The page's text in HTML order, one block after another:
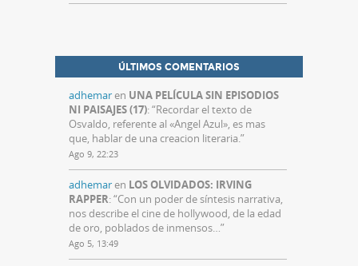
ÚLTIMOS COMENTARIOS
adhemaren UNA PELÍCULA SIN EPISODIOS
NI PAISAJES (17): “Recordar el texto de
Osvaldo, referente al «Angel Azul», es mas
que, hablar de una creacion literaria.”
Ago 9, 22:23
adhemaren LOS OLVIDADOS: IRVING
RAPPER: “Con un poder de síntesis narrativa,
nos describe el cine de hollywood, de la edad
de oro, poblados de inmensos…”
Ago 5, 13:49